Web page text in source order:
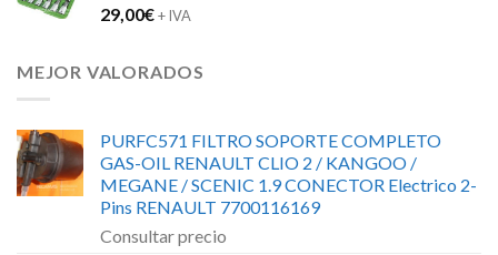
29,00€+ IVA
MEJOR VALORADOS
PURFC571 FILTRO SOPORTE COMPLETO
GAS-OIL RENAULT CLIO 2 / KANGOO /
MEGANE / SCENIC 1.9 CONECTOR Electrico 2-
Pins RENAULT 7700116169
Consultar precio